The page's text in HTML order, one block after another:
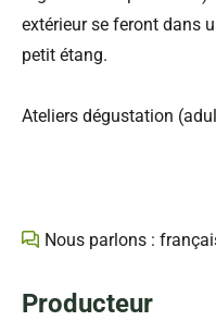
extérieur se feront dans
petit étang.
Ateliers dégustation
Nous parlons :
Producteur